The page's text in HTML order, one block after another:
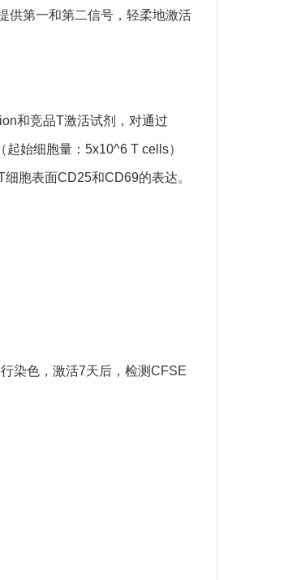
供第一和第二信号，轻柔地激活
和竞品T激活试剂，对通过
始细胞量：5x10^6 T cells）
胞表面CD25和CD69的表达。
染色，激活7天后，检测CFSE